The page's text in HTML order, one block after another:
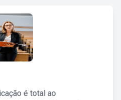
é total ao